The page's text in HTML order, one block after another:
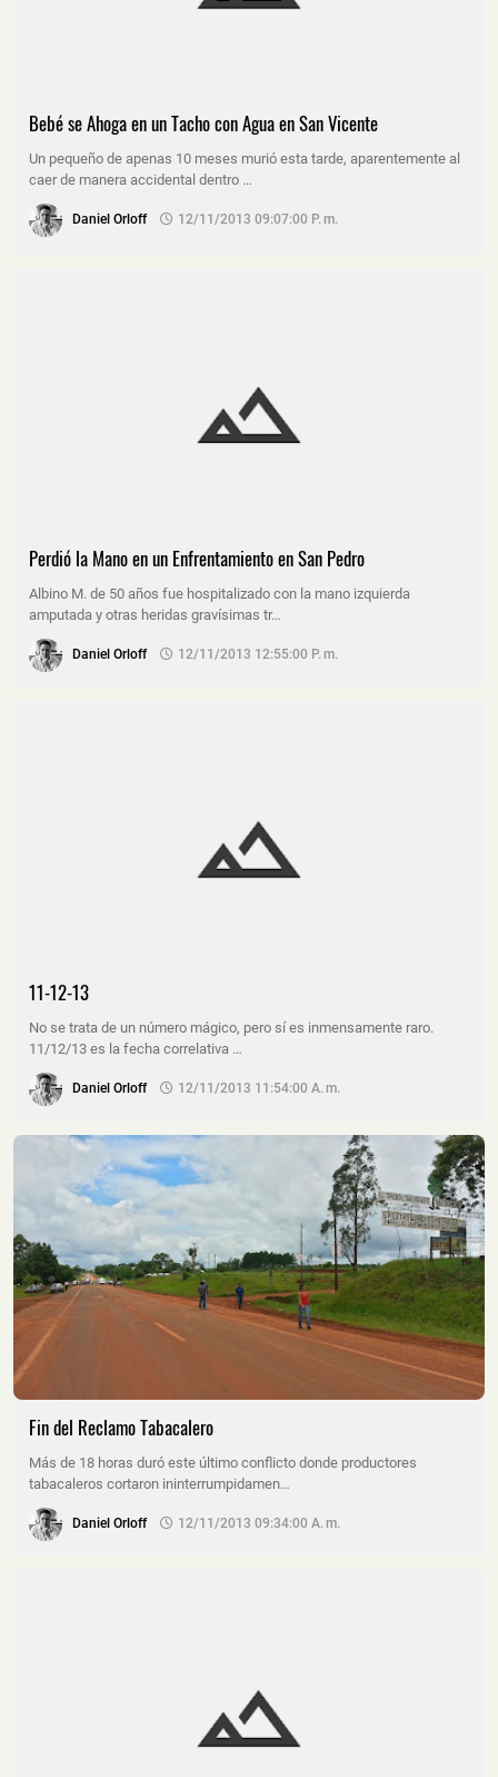
Bebé se Ahoga en un Tacho con Agua en San Vicente
Un pequeño de apenas 10 meses murió esta tarde, aparentemente al
caer de manera accidental dentro …
Daniel Orloff 12/11/2013 09:07:00 P. M.
Perdió la Mano en un Enfrentamiento en San Pedro
Albino M. de 50 años fue hospitalizado con la mano izquierda
amputada y otras heridas gravísimas tr…
Daniel Orloff 12/11/2013 12:55:00 P. M.
11-12-13
No se trata de un número mágico, pero sí es inmensamente raro.
11/12/13 es la fecha correlativa …
Daniel Orloff 12/11/2013 11:54:00 A. M.
Fin del Reclamo Tabacalero
Más de 18 horas duró este último conflicto donde productores
tabacaleros cortaron ininterrumpidamen…
Daniel Orloff 12/11/2013 09:34:00 A. M.